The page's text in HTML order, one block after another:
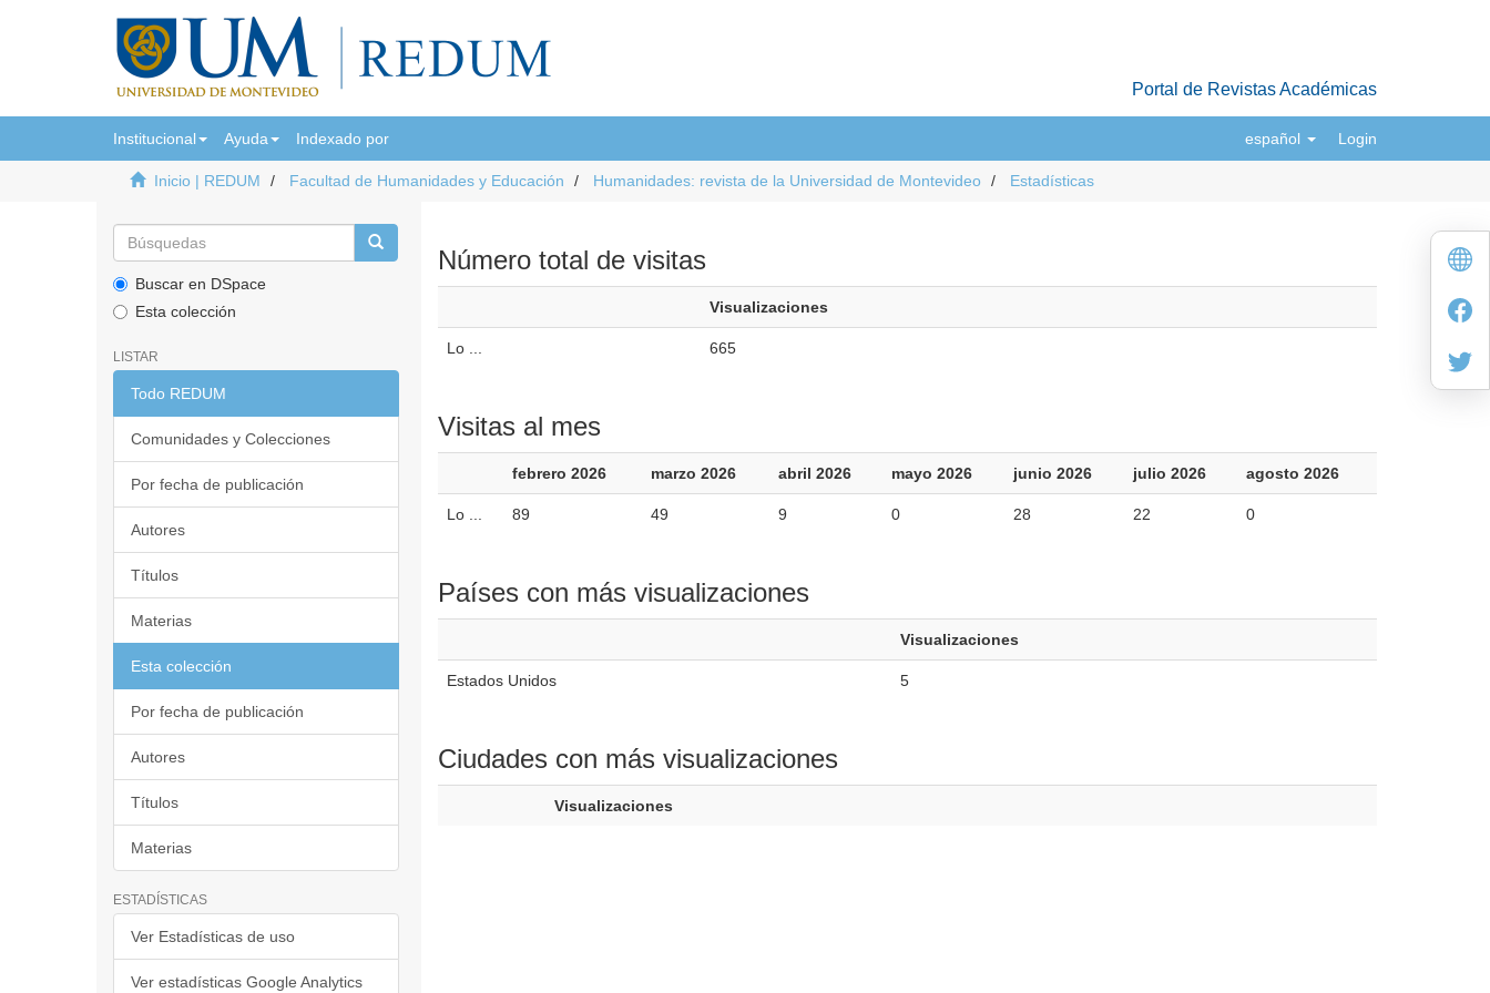
Portal de Revistas Académicas
Institucional Ayuda Indexado por español Login
Inicio | REDUM Facultad de Humanidades y Educación Humanidades: revista de la Universidad de Montevideo Estadísticas
Buscar en DSpace
Esta colección
LISTAR
Todo REDUM
Comunidades y Colecciones
Por fecha de publicación
Autores
Títulos
Materias
Esta colección
Por fecha de publicación
Autores
Títulos
Materias
ESTADÍSTICAS
Ver Estadísticas de uso
Ver estadísticas Google Analytics
Número total de visitas
Visualizaciones
Lo ... 665
Visitas al mes
febrero 2026 marzo 2026 abril 2026 mayo 2026 junio 2026 julio 2026 agosto 2026
Lo ... 89 49 9 0 28 22 0
Países con más visualizaciones
Visualizaciones
Estados Unidos 5
Ciudades con más visualizaciones
Visualizaciones